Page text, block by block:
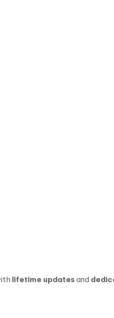
lifetime updatesand